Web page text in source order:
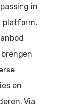
in
platform,
en
Via